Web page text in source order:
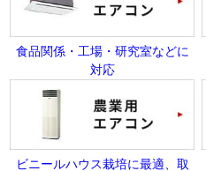
食品関係・工場・研究室などに
対応
ビニールハウス栽培に最適、取